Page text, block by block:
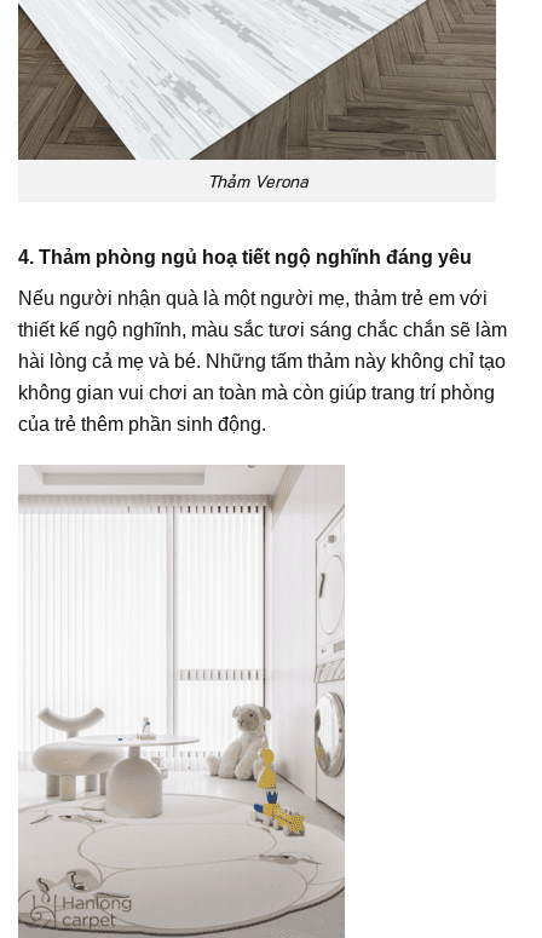
Thảm Verona
4. Thảm phòng ngủ hoạ tiết ngộ nghĩnh đáng yêu
Nếu người nhận quà là một người mẹ, thảm trẻ em với
thiết kế ngộ nghĩnh, màu sắc tươi sáng chắc chắn sẽ làm
hài lòng cả mẹ và bé. Những tấm thảm này không chỉ tạo
không gian vui chơi an toàn mà còn giúp trang trí phòng
của trẻ thêm phần sinh động.